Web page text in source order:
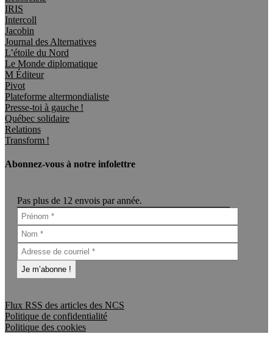
IRIS
Intercoll
Jacobin
Journal des Alternatives
L’étoile du Nord
Le Monde diplomatique
M Éditeur
Pivot
Plateforme altermondialiste
Presse-toi à gauche !
Québec solidaire
Relations
Transform !
Abonnez-vous à notre infolettre
Pas plus de 12 envois par année.
Flux RSS des articles des NCS
Politique de confidentialité
Politique des cookies